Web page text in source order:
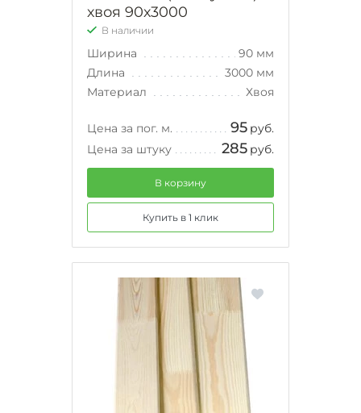
хвоя 90х3000
В наличии
Ширина
90 мм
Длина
3000 мм
Материал
Хвоя
Цена за пог. м. 95 руб.
Цена за штуку
285 руб.
В корзину
Купить в 1 клик